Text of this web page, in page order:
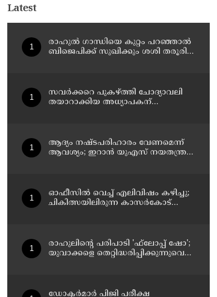
Latest
രാഹുല്‍ ഗാന്ധിയെ കുറ്റം പറഞ്ഞാല്‍
ബിജെപിക്ക് സുഖിക്കും ശശി തരൂരിന്
സവര്‍ക്കറെ പുകഴ്ത്തി ചോദ്യാവലി
തയാറാക്കിയ അധ്യാപകന്
ആദ്യം നഷ്ടപരിഹാരം വേണമെന്ന്
ആവശ്യം; ഇറാന്‍ യുഎസ് നയതന്ത്ര
ഓഫീസില്‍ വെച്ച് എലിവിഷം കഴിച്ചു;
ചികിത്സയിലിരുന്ന കാസര്‍കോട്
രാഹുലിന്റെ പരിപാടി 'ഫ്‌ലോപ്പ് ഷോ';
യുവാക്കളെ തെറ്റിദ്ധരിപ്പിക്കുന്നുവെന്ന്
ഡോക്ടര്‍മാര്‍ പിജി പരീക്ഷ